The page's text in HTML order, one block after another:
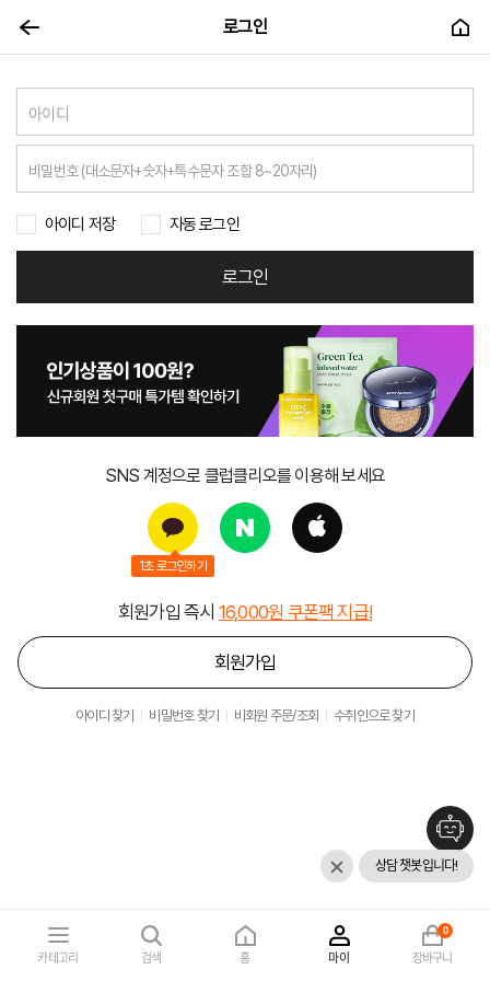
로그인
아이디 저장 자동 로그인
로그인
SNS 계정으로 클럽클리오를 이용해 보세요
1초 로그인하기
회원가입 즉시 16,000원 쿠폰팩 지급!
회원가입
아이디 찾기 비밀번호 찾기 비회원 주문/조회 수취인으로 찾기
카테고리 검색 홈 마이 장바구니
0
상담 챗봇입니다!